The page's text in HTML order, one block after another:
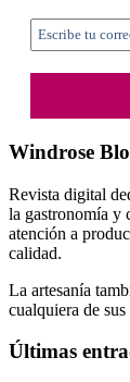
Windrose
Revista digital
la gastronomía y
atención a
calidad.
La artesanía
cualquiera de
Últimas